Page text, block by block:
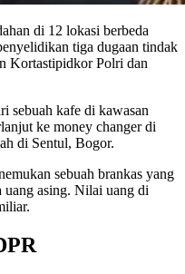
di 12 lokasi berbeda
tiga dugaan tindak
Kortastipidkor Polri dan
sebuah kafe di kawasan
ke money changer di
di Sentul, Bogor.
sebuah brankas yang
uang asing. Nilai uang di